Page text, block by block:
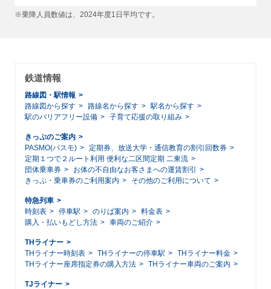
※乗降人員数値は、2024年度1日平均です。
鉄道情報
路線図・駅情報
路線図から探す
路線名から探す
駅名から探す
駅のバリアフリー設備
子育て応援の取り組み
きっぷのご案内
PASMO(パスモ)
定期券、放送大学・通信教育の割引回数券
定期１つで２ルート利用 便利な二区間定期 二東流
団体乗車券
お体の不自由なお客さまへの運賃割引
きっぷ・乗車券のご利用案内
その他のご利用について
特急列車
時刻表
停車駅 のりば案内
料金表
購入・払いもどし方法
車両のご紹介
THライナー
THライナー時刻表
THライナーの停車駅
THライナー料金
THライナー座席指定券の購入方法
THライナー車両のご案内
TJライナー